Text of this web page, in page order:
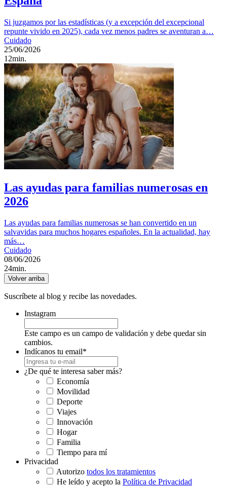
Si juzgamos por las estadísticas (y a excepción del excepcional
repunte vivido en 2025), cada vez menos padres se aventuran a…
Cuidado
25/06/2026
12min.
Las ayudas para familias numerosas en
2026
Las ayudas para familias numerosas se han convertido en un
salvavidas para muchos hogares españoles. En la actualidad, hay
más…
Cuidado
08/06/2026
24min.
Volver arriba
Suscríbete al blog y recibe las novedades.
Instagram
Este campo es un campo de validación y debe quedar sin
cambios.
Indícanos tu email*
¿De qué te interesa saber más?
Economía
Movilidad
Deporte
Viajes
Innovación
Hogar
Familia
Tiempo para mí
Privacidad
Autorizo todos los tratamientos
He leído y acepto la Política de Privacidad